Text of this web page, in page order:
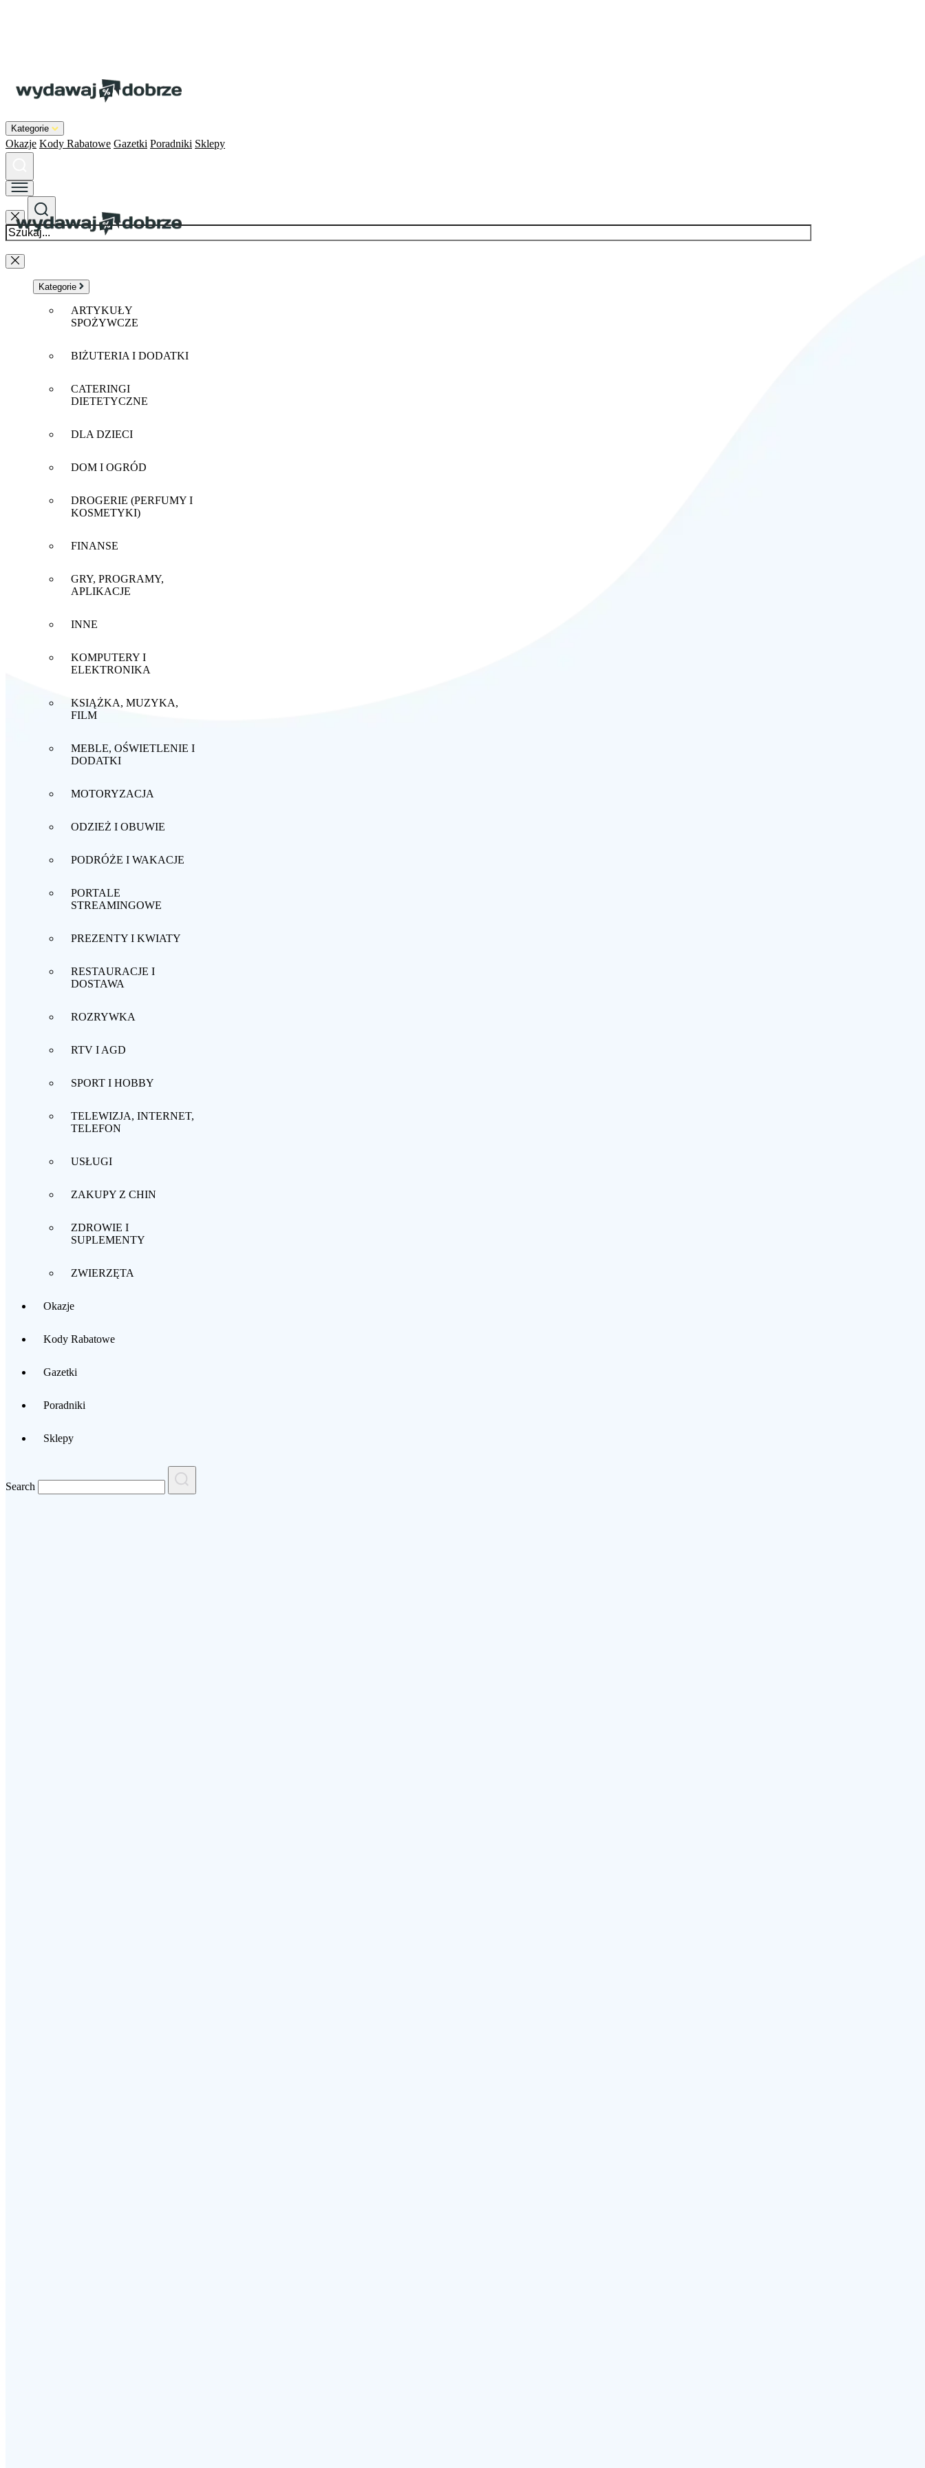
Kategorie
Okazje Kody Rabatowe Gazetki Poradniki Sklepy
Kategorie
ARTYKUŁY
SPOŻYWCZE
BIŻUTERIA I DODATKI
CATERINGI
DIETETYCZNE
DLA DZIECI
DOM I OGRÓD
DROGERIE (PERFUMY I
KOSMETYKI)
FINANSE
GRY, PROGRAMY,
APLIKACJE
INNE
KOMPUTERY I
ELEKTRONIKA
KSIĄŻKA, MUZYKA,
FILM
MEBLE, OŚWIETLENIE I
DODATKI
MOTORYZACJA
ODZIEŻ I OBUWIE
PODRÓŻE I WAKACJE
PORTALE
STREAMINGOWE
PREZENTY I KWIATY
RESTAURACJE I
DOSTAWA
ROZRYWKA
RTV I AGD
SPORT I HOBBY
TELEWIZJA, INTERNET,
TELEFON
USŁUGI
ZAKUPY Z CHIN
ZDROWIE I
SUPLEMENTY
ZWIERZĘTA
Okazje
Kody Rabatowe
Gazetki
Poradniki
Sklepy
Search